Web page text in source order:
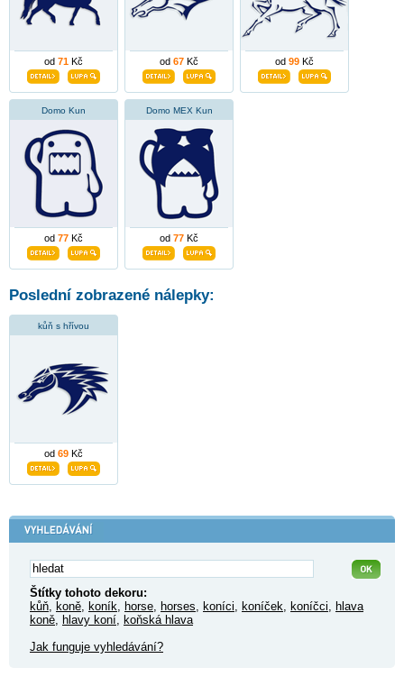
od 71 Kč od 67 Kč od 99 Kč
Domo Kun
od 77 Kč
Domo MEX Kun
od 77 Kč
Poslední zobrazené nálepky:
kůň s hřívou
od 69 Kč
Štítky tohoto dekoru:
kůň, koně, koník, horse, horses, koníci, koníček, koníčci, hlava
koně, hlavy koní, koňská hlava
Jak funguje vyhledávání?